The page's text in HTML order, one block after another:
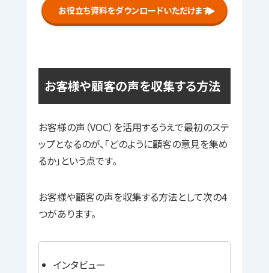
お役立ち資料をダウンロードいただけます▶
お客様や顧客の声を収集する方法
お客様の声（VOC）を活用するうえで最初のステ
ップとなるのが、「どのように顧客の意見を集め
るか」という点です。
お客様や顧客の声を収集する方法として次の4
つがあります。
インタビュー